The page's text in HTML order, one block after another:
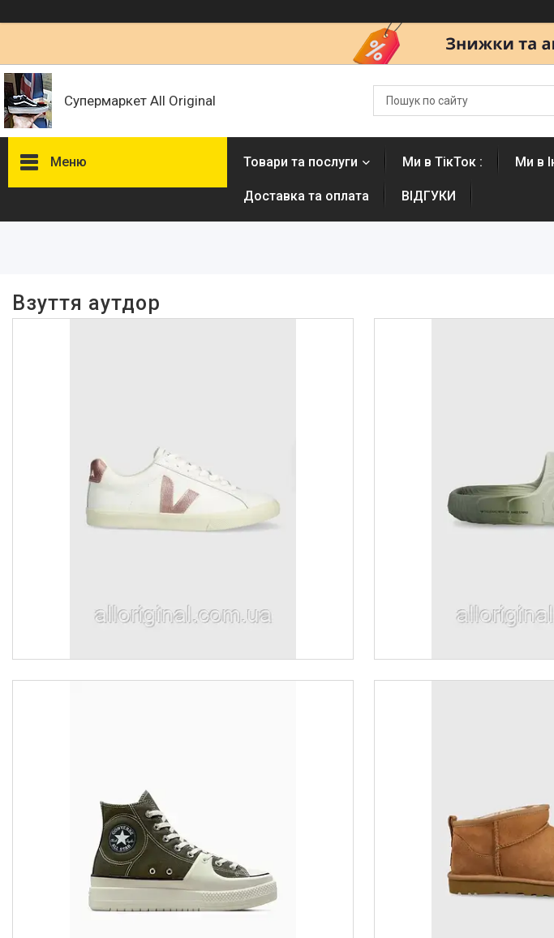
Супермаркет All Original
Меню
В наявності 4963
Ми в Інстаграм :
Товари та послуги Ми в ТікТок : Ми в
Доставка та оплата ВІДГУКИ
Взуття аутдор